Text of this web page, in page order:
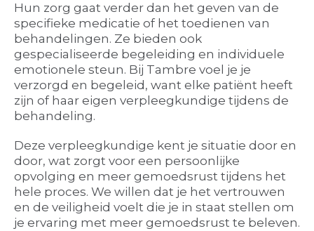
Hun zorg gaat verder dan het geven van de
specifieke medicatie of het toedienen van
behandelingen. Ze bieden ook
gespecialiseerde begeleiding en individuele
emotionele steun. Bij Tambre voel je je
verzorgd en begeleid, want elke patiënt heeft
zijn of haar eigen verpleegkundige tijdens de
behandeling.
Deze verpleegkundige kent je situatie door en
door, wat zorgt voor een persoonlijke
opvolging en meer gemoedsrust tijdens het
hele proces. We willen dat je het vertrouwen
en de veiligheid voelt die je in staat stellen om
je ervaring met meer gemoedsrust te beleven.